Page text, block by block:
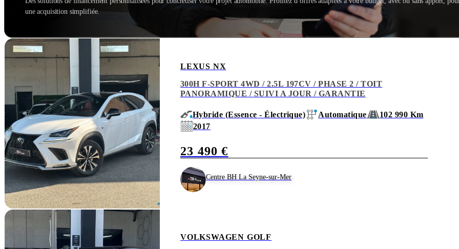
une acquisition simplifiée.
LEXUS NX
300H F-SPORT 4WD / 2.5L 197CV / PHASE 2 / TOIT
PANORAMIQUE / SUIVI A JOUR / GARANTIE
Hybride (Essence - Électrique) Automatique
102 990 Km
2017
23 490 €
Centre BH La Seyne-sur-Mer
VOLKSWAGEN GOLF